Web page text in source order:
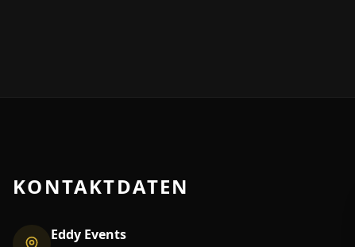
KONTAKTDATEN
Eddy Events